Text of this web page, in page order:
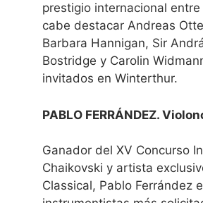
prestigio internacional entre
cabe destacar Andreas
Barbara Hannigan, Sir
Bostridge y Carolin
invitados en Winterthur.
PABLO FERRÁNDEZ.
Ganador del XV Concurso
Chaikovski y artista
Classical, Pablo Ferrández